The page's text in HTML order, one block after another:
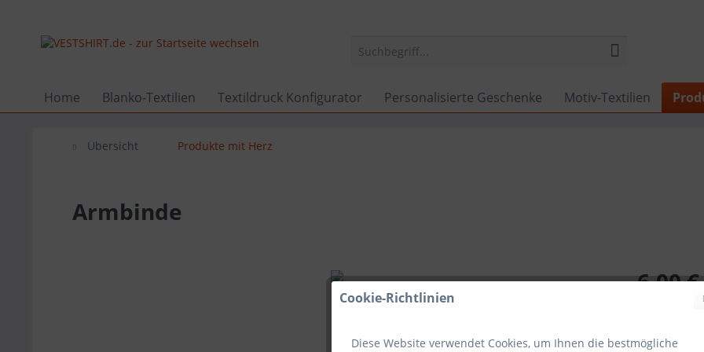
Home Blanko-Textilien Textildruck Konfigurator Personalisierte Geschenke Motiv-Textilien
Übersicht Produkte mit Herz
Armbinde
6,00
Cookie-Richtlinien
Diese Website verwendet Cookies, um Ihnen die bestmögliche